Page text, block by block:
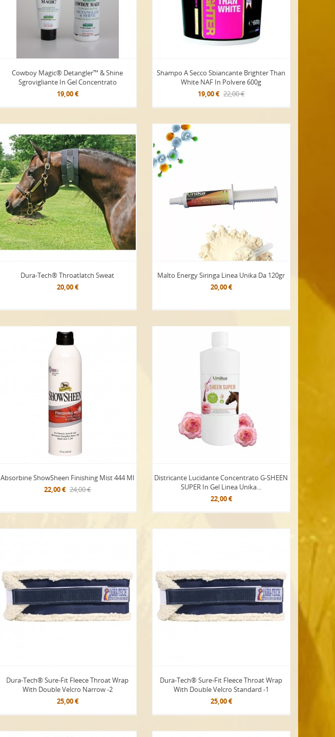
Cowboy Magic® Detangler™ & Shine
Sgrovigliante In Gel Concentrato
19,00 €
Shampo A Secco Sbiancante Brighter Than
White NAF In Polvere 600g
19,00 € 22,00 €
Dura-Tech® Throatlatch Sweat
20,00 €
Malto Energy Siringa Linea Unika Da 120gr
20,00 €
Absorbine ShowSheen Finishing Mist 444 Ml
22,00 € 24,00 €
Districante Lucidante Concentrato G-SHEEN
SUPER In Gel Linea Unika...
22,00 €
Dura-Tech® Sure-Fit Fleece Throat Wrap
With Double Velcro Narrow -2
25,00 €
Dura-Tech® Sure-Fit Fleece Throat Wrap
With Double Velcro Standard -1
25,00 €